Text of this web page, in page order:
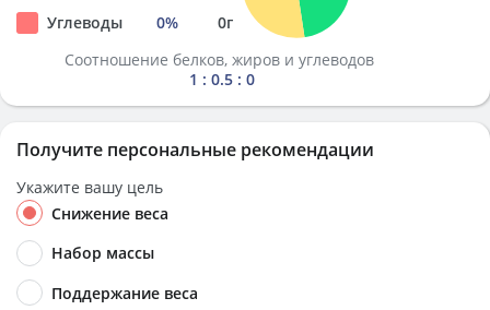
Углеводы
0% 0г
Соотношение белков, жиров и углеводов
1 : 0.5 : 0
Получите персональные рекомендации
Укажите вашу цель
Снижение веса
Набор массы
Поддержание веса